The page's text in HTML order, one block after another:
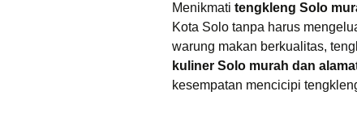
Menikmati tengkleng Solo
Kota Solo tanpa harus
warung makan berkualitas,
kuliner Solo murah dan
kesempatan mencicipi